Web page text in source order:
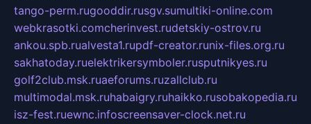
tango-perm.rugooddir.rusgv.sumultiki-online.com
webkrasotki.comcherinvest.rudetskiy-ostrov.ru
ankou.spb.rualvesta1.rupdf-creator.runix-files.org.ru
sakhatoday.ruelektrikersymboler.rusputnikyes.ru
golf2club.msk.ruaeforums.ruzallclub.ru
multimodal.msk.ruhabaigry.ruhaikko.rusobakopedia.ru
isz-fest.ruewnc.infoscreensaver-clock.net.ru